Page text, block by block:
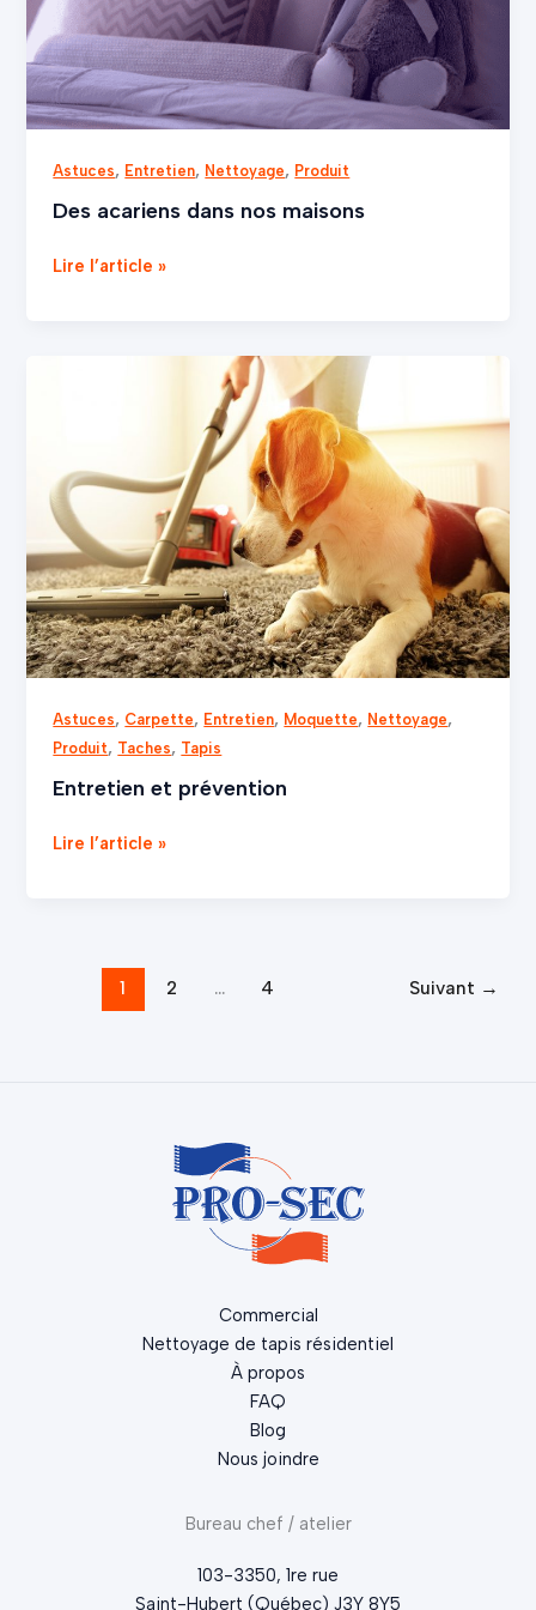
Astuces, Entretien, Nettoyage, Produit
Des acariens dans nos maisons
Lire l’article »
Astuces, Carpette, Entretien, Moquette, Nettoyage,
Produit, Taches, Tapis
Entretien et prévention
Lire l’article »
1 2 … 4 Suivant →
Commercial
Nettoyage de tapis résidentiel
À propos
FAQ
Blog
Nous joindre
Bureau chef / atelier
103-3350, 1re rue
Saint-Hubert (Québec) J3Y 8Y5